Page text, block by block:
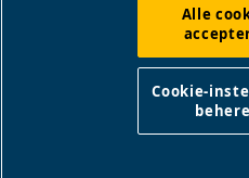
Juridische
Productconformiteit
ABAC Nederlands | Creemers
Alle
Cookie-